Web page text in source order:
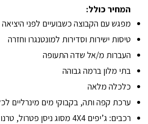
המחיר כולל:
מפגש עם הקבוצה כשבועיים לפני היציאה
טיסות ישירות וסדירות למונטנגרו וחזרה
העברות מ/אל שדה התעופה
בתי מלון ברמה גבוהה
כלכלה מלאה
ערכת קפה ותה, בקבוקי מים מינרליים
רכבים: ג’יפים 4X4 מסוג ניסן פטרול, טרנו ודומיו